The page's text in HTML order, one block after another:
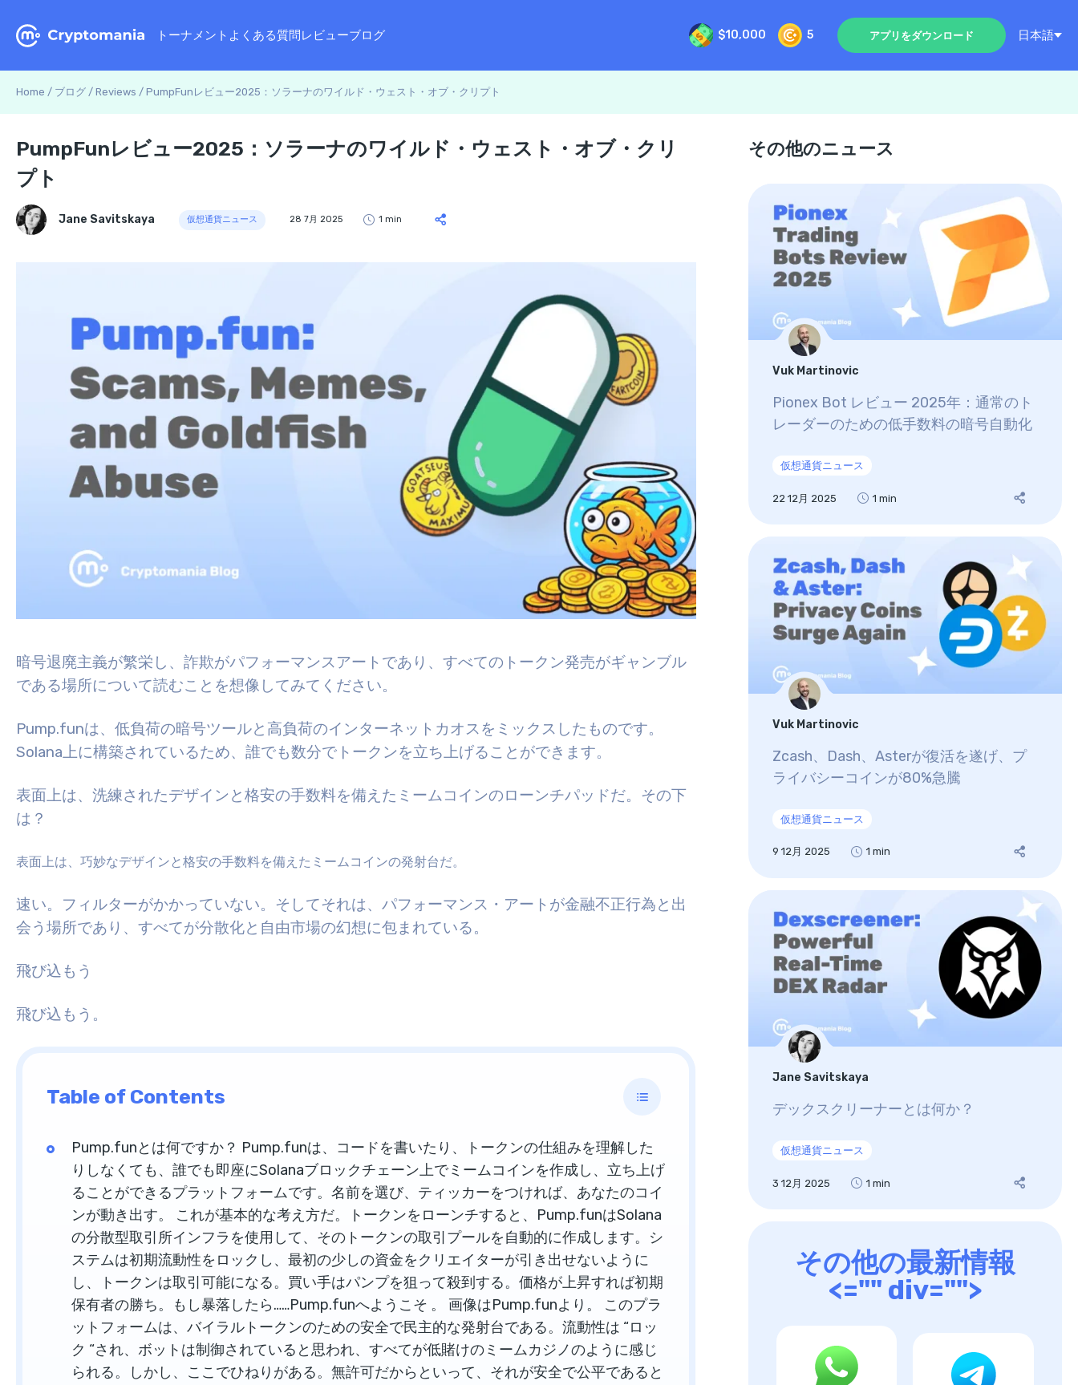
トーナメント よくある質問 レビューブログ $10,000 5 アプリをダウンロード 日本語
Home / ブログ / Reviews / PumpFunレビュー2025：ソラーナのワイルド・ウェスト・オブ・クリプト
PumpFunレビュー2025：ソラーナのワイルド・ウェスト・オブ・クリ
プト
Jane Savitskaya 仮想通貨ニュース 28 7月 2025 1 min
暗号退廃主義が繁栄し、詐欺がパフォーマンスアートであり、すべてのトークン発売がギャンブル
である場所について読むことを想像してみてください。
Pump.funは、低負荷の暗号ツールと高負荷のインターネットカオスをミックスしたものです。
Solana上に構築されているため、誰でも数分でトークンを立ち上げることができます。
表面上は、洗練されたデザインと格安の手数料を備えたミームコインのローンチパッドだ。その下
は？
表面上は、巧妙なデザインと格安の手数料を備えたミームコインの発射台だ。
速い。フィルターがかかっていない。そしてそれは、パフォーマンス・アートが金融不正行為と出
会う場所であり、すべてが分散化と自由市場の幻想に包まれている。
飛び込もう
飛び込もう。
Table of Contents
Pump.funとは何ですか？ Pump.funは、コードを書いたり、トークンの仕組みを理解した
りしなくても、誰でも即座にSolanaブロックチェーン上でミームコインを作成し、立ち上げ
ることができるプラットフォームです。名前を選び、ティッカーをつければ、あなたのコイ
ンが動き出す。 これが基本的な考え方だ。トークンをローンチすると、Pump.funはSolana
の分散型取引所インフラを使用して、そのトークンの取引プールを自動的に作成します。シ
ステムは初期流動性をロックし、最初の少しの資金をクリエイターが引き出せないように
し、トークンは取引可能になる。買い手はパンプを狙って殺到する。価格が上昇すれば初期
保有者の勝ち。もし暴落したら……Pump.funへようこそ 。 画像はPump.funより。 このプラ
ットフォームは、バイラルトークンのための安全で民主的な発射台である。流動性は “ロッ
ク “され、ボットは制御されていると思われ、すべてが低賭けのミームカジノのように感じ
られる。しかし、ここでひねりがある。無許可だからといって、それが安全で公平であると
その他のニュース
Vuk Martinovic
Pionex Bot レビュー 2025年：通常のト
レーダーのための低手数料の暗号自動化
仮想通貨ニュース
22 12月 2025 1 min
Vuk Martinovic
Zcash、Dash、Asterが復活を遂げ、プ
ライバシーコインが80%急騰
仮想通貨ニュース
9 12月 2025 1 min
Jane Savitskaya
デックスクリーナーとは何か？
仮想通貨ニュース
3 12月 2025 1 min
その他の最新情報
<="" div="">